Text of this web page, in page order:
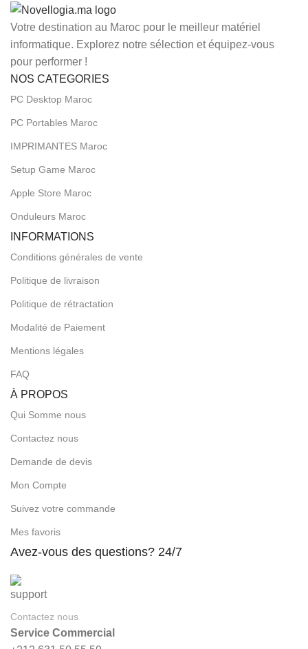
Votre destination au Maroc pour le meilleur matériel
informatique. Explorez notre sélection et équipez-vous
pour performer !
NOS CATEGORIES
PC Desktop Maroc
PC Portables Maroc
IMPRIMANTES Maroc
Setup Game Maroc
Apple Store Maroc
Onduleurs Maroc
INFORMATIONS
Conditions générales de vente
Politique de livraison
Politique de rétractation
Modalité de Paiement
Mentions légales
FAQ
À PROPOS
Qui Somme nous
Contactez nous
Demande de devis
Mon Compte
Suivez votre commande
Mes favoris
Avez-vous des questions? 24/7
Contactez nous
Service Commercial